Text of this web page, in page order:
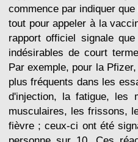
commence par indiquer
tout pour appeler à la
rapport officiel signale
indésirables de court
Par exemple, pour la
plus fréquents dans les
d'injection, la fatigue, les
musculaires, les frissons,
fièvre ; ceux-ci ont été